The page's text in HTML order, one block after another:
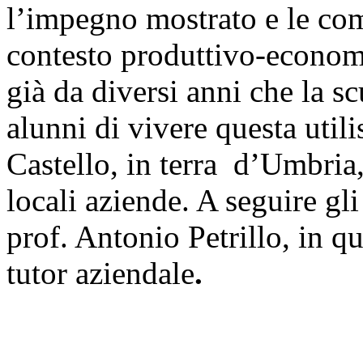
l’impegno mostrato e le
contesto produttivo-
già da diversi anni che la
alunni di vivere questa
Castello, in terra
locali aziende. A seguire
prof. Antonio Petrillo, in
tutor aziendale.